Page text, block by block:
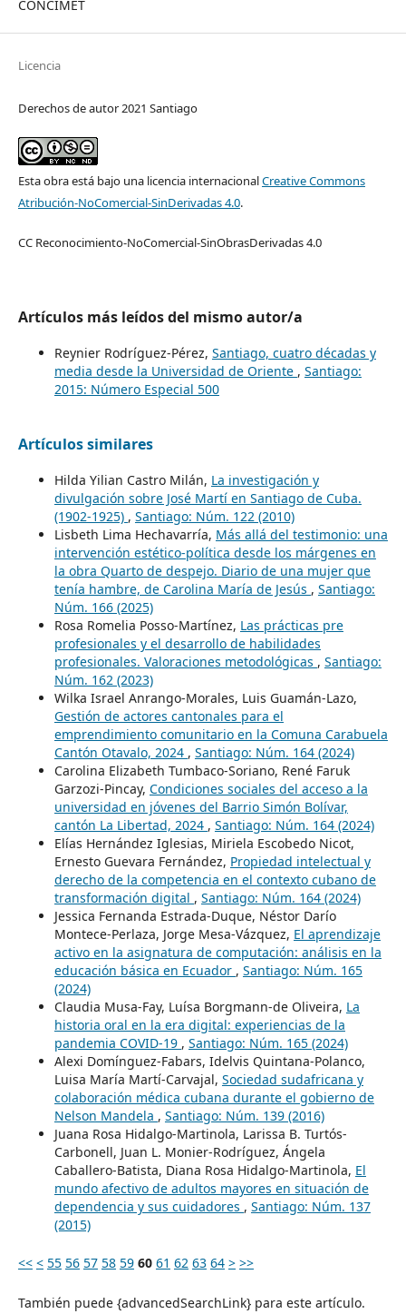
CONCIMET
Licencia
Derechos de autor 2021 Santiago
Esta obra está bajo una licencia internacionalCreative Commons
Atribución-NoComercial-SinDerivadas 4.0.
CC Reconocimiento-NoComercial-SinObrasDerivadas 4.0
Artículos más leídos del mismo autor/a
Reynier Rodríguez-Pérez, Santiago, cuatro décadas y
media desde la Universidad de Oriente , Santiago:
2015: Número Especial 500
Artículos similares
Hilda Yilian Castro Milán, La investigación y
divulgación sobre José Martí en Santiago de Cuba.
(1902-1925) , Santiago: Núm. 122 (2010)
Lisbeth Lima Hechavarría, Más allá del testimonio: una
intervención estético-política desde los márgenes en
la obra Quarto de despejo. Diario de una mujer que
tenía hambre, de Carolina María de Jesús , Santiago:
Núm. 166 (2025)
Rosa Romelia Posso-Martínez, Las prácticas pre
profesionales y el desarrollo de habilidades
profesionales. Valoraciones metodológicas , Santiago:
Núm. 162 (2023)
Wilka Israel Anrango-Morales, Luis Guamán-Lazo,
Gestión de actores cantonales para el
emprendimiento comunitario en la Comuna Carabuela
Cantón Otavalo, 2024 , Santiago: Núm. 164 (2024)
Carolina Elizabeth Tumbaco-Soriano, René Faruk
Garzozi-Pincay, Condiciones sociales del acceso a la
universidad en jóvenes del Barrio Simón Bolívar,
cantón La Libertad, 2024 , Santiago: Núm. 164 (2024)
Elías Hernández Iglesias, Miriela Escobedo Nicot,
Ernesto Guevara Fernández, Propiedad intelectual y
derecho de la competencia en el contexto cubano de
transformación digital , Santiago: Núm. 164 (2024)
Jessica Fernanda Estrada-Duque, Néstor Darío
Montece-Perlaza, Jorge Mesa-Vázquez, El aprendizaje
activo en la asignatura de computación: análisis en la
educación básica en Ecuador , Santiago: Núm. 165
(2024)
Claudia Musa-Fay, Luísa Borgmann-de Oliveira, La
historia oral en la era digital: experiencias de la
pandemia COVID-19 , Santiago: Núm. 165 (2024)
Alexi Domínguez-Fabars, Idelvis Quintana-Polanco,
Luisa María Martí-Carvajal, Sociedad sudafricana y
colaboración médica cubana durante el gobierno de
Nelson Mandela , Santiago: Núm. 139 (2016)
Juana Rosa Hidalgo-Martinola, Larissa B. Turtós-
Carbonell, Juan L. Monier-Rodríguez, Ángela
Caballero-Batista, Diana Rosa Hidalgo-Martinola, El
mundo afectivo de adultos mayores en situación de
dependencia y sus cuidadores , Santiago: Núm. 137
(2015)
<< < 55 56 57 58 59 60 61 62 63 64 > >>
También puede {advancedSearchLink} para este artículo.